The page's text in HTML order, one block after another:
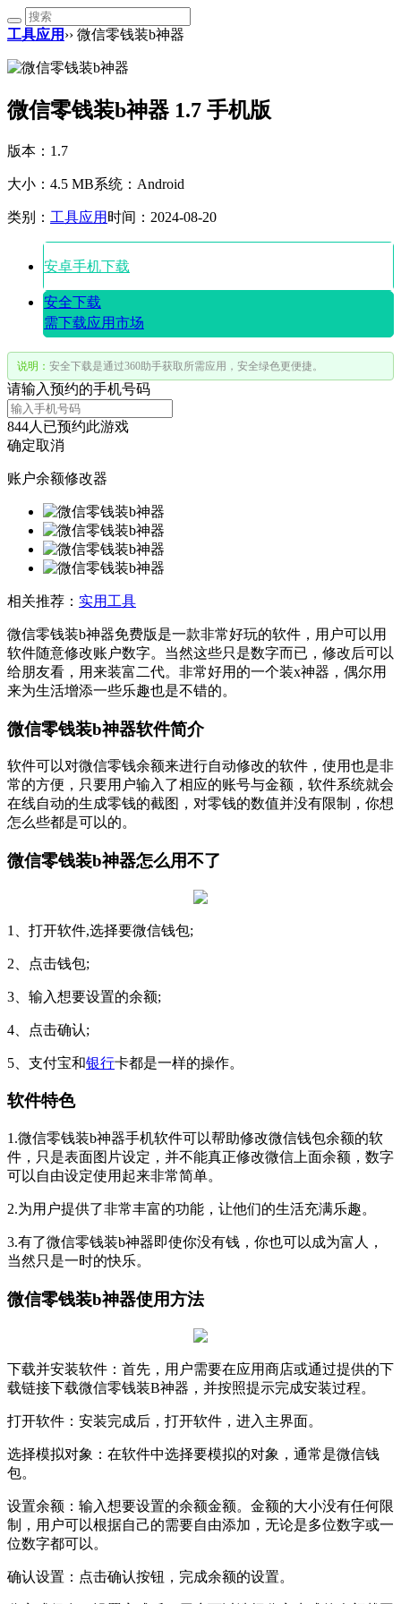
工具应用 ›› 微信零钱装b神器
微信零钱装b神器 1.7 手机版
版本：1.7
大小：4.5 MB系统：Android
类别： 工具应用 时间：2024-08-20
安卓手机下载
安全下载
需下载应用市场
说明： 安全下载是通过360助手获取所需应用，安全绿色更便捷。
请输入预约的手机号码
844人已预约此游戏
确定取消
账户余额修改器
相关推荐： 实用工具
微信零钱装b神器免费版是一款非常好玩的软件，用户可以用
软件随意修改账户数字。当然这些只是数字而已，修改后可以
给朋友看，用来装富二代。非常好用的一个装x神器，偶尔用
来为生活增添一些乐趣也是不错的。
微信零钱装b神器软件简介
软件可以对微信零钱余额来进行自动修改的软件，使用也是非
常的方便，只要用户输入了相应的账号与金额，软件系统就会
在线自动的生成零钱的截图，对零钱的数值并没有限制，你想
怎么些都是可以的。
微信零钱装b神器怎么用不了
1、打开软件,选择要微信钱包;
2、点击钱包;
3、输入想要设置的余额;
4、点击确认;
5、支付宝和银行卡都是一样的操作。
软件特色
1.微信零钱装b神器手机软件可以帮助修改微信钱包余额的软
件，只是表面图片设定，并不能真正修改微信上面余额，数字
可以自由设定使用起来非常简单。
2.为用户提供了非常丰富的功能，让他们的生活充满乐趣。
3.有了微信零钱装b神器即使你没有钱，你也可以成为富人，
当然只是一时的快乐。
微信零钱装b神器使用方法
‌下载并安装软件‌：首先，用户需要在应用商店或通过提供的下
载链接下载微信零钱装B神器，并按照提示完成安装过程。
‌打开软件‌：安装完成后，打开软件，进入主界面。
‌选择模拟对象‌：在软件中选择要模拟的对象，通常是微信钱
包。
‌设置余额‌：输入想要设置的余额金额。金额的大小没有任何限
制，用户可以根据自己的需要自由添加，无论是多位数字或一
位数字都可以。
‌确认设置‌：点击确认按钮，完成余额的设置。